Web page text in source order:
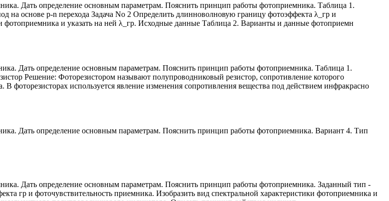
Дать определение основным параметрам. Пояснить принцип работы фотоприемника. Таблица 1.
основе р-n перехода Задача No 2 Определить длинноволновую границу фотоэффекта λ_гр и
фотоприемника и указать на ней λ_гр. Исходные данные Таблица 2. Варианты и данные фотоприемн
Дать определение основным параметрам. Пояснить принцип работы фотоприемника. Таблица 1.
Решение: Фоторезистором называют полупроводниковый резистор, сопротивление которого
фоторезисторах используется явление изменения сопротивления вещества под действием инфракрасно
Дать определение основным параметрам. Пояснить принцип работы фотоприемника. Вариант 4. Тип
Дать определение основным параметрам. Пояснить принцип работы фотоприемника. Заданный тип -
гр и фоточувствительность приемника. Изобразить вид спектральной характеристики фотоприемника и